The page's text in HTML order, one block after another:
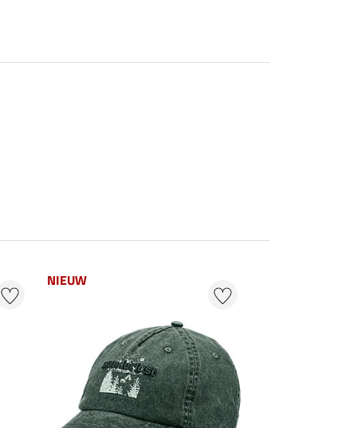
NIEUW